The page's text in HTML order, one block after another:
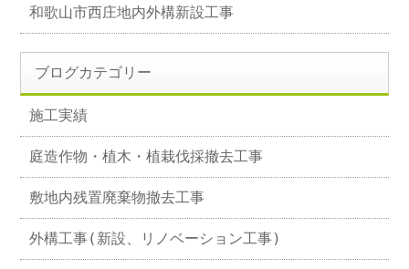
和歌山市西庄地内外構新設工事
ブログカテゴリー
施工実績
庭造作物・植木・植栽伐採撤去工事
敷地内残置廃棄物撤去工事
外構工事(新設、リノベーション工事)